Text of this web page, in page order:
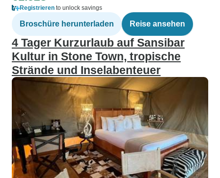
Registrieren to unlock savings
Broschüre herunterladen Reise ansehen
4 Tager Kurzurlaub auf Sansibar
Kultur in Stone Town, tropische
Strände und Inselabenteuer